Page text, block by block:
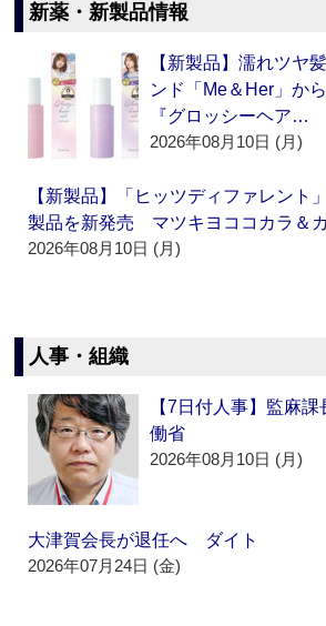
新薬・新製品情報
【新製品】濡れツヤ
ンド「Me＆Her」か
『グロッシーヘア…
2026年08月10日 (月)
【新製品】「ヒッツディファレント
製品を新発売 マツキヨココカラ＆
2026年08月10日 (月)
人事・組織
【7日付人事】監麻
働省
2026年08月10日 (月)
大津賀会長が退任へ ダイト
2026年07月24日 (金)